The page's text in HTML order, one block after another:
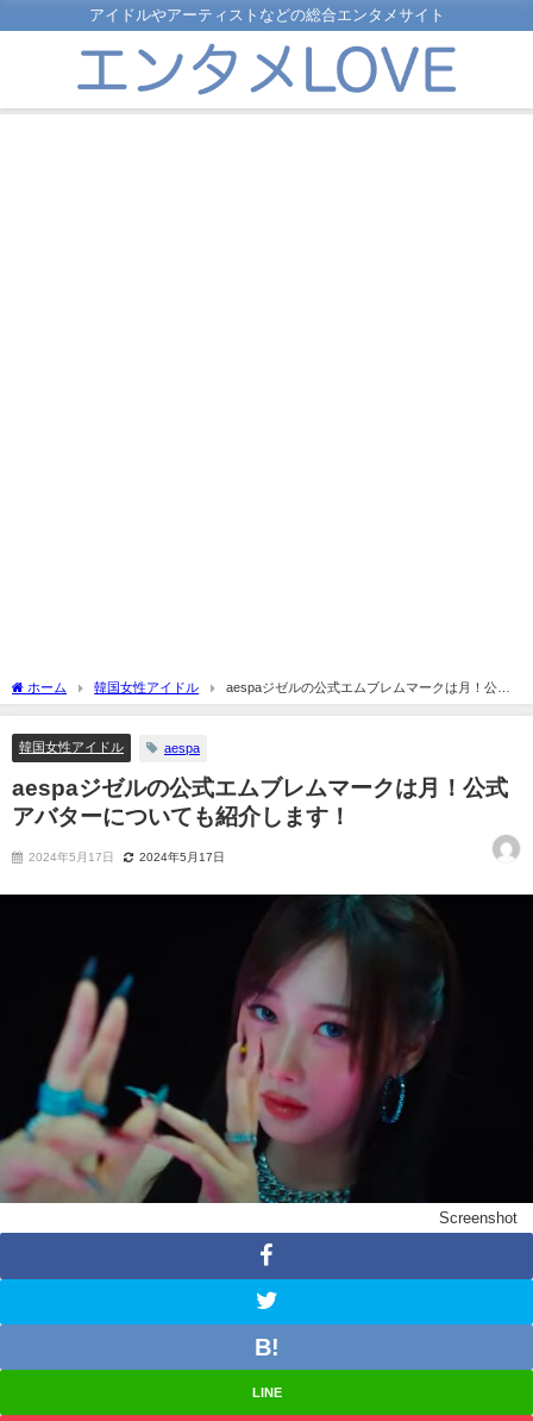
アイドルやアーティストなどの総合エンタメサイト
ホーム 韓国女性アイドル
aespaジゼルの公式エムブレムマークは月！公式
アバターについても紹介します！
韓国女性アイドル aespa
aespaジゼルの公式エムブレムマークは月！公式
アバターについても紹介します！
2024年5月17日 2024年5月17日
Screenshot
LINE